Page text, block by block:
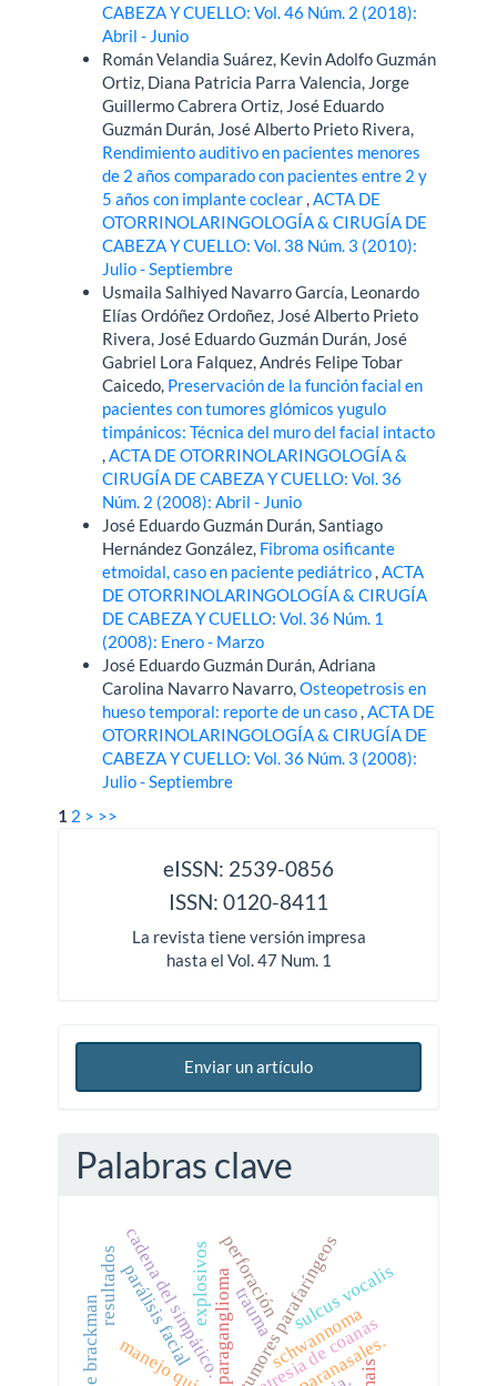
CABEZA Y CUELLO: Vol. 46 Núm. 2 (2018):
Abril - Junio
Román Velandia Suárez, Kevin Adolfo Guzmán
Ortiz, Diana Patricia Parra Valencia, Jorge
Guillermo Cabrera Ortiz, José Eduardo
Guzmán Durán, José Alberto Prieto Rivera,
Rendimiento auditivo en pacientes menores
de 2 años comparado con pacientes entre 2 y
5 años con implante coclear,ACTA DE
OTORRINOLARINGOLOGÍA & CIRUGÍA DE
CABEZA Y CUELLO: Vol. 38 Núm. 3 (2010):
Julio - Septiembre
Usmaila Salhiyed Navarro García, Leonardo
Elías Ordóñez Ordoñez, José Alberto Prieto
Rivera, José Eduardo Guzmán Durán, José
Gabriel Lora Falquez, Andrés Felipe Tobar
Caicedo, Preservación de la función facial en
pacientes con tumores glómicos yugulo
timpánicos: Técnica del muro del facial intacto
,ACTA DE OTORRINOLARINGOLOGÍA &
CIRUGÍA DE CABEZA Y CUELLO: Vol. 36
Núm. 2 (2008): Abril - Junio
José Eduardo Guzmán Durán, Santiago
Hernández González, Fibroma osificante
etmoidal, caso en paciente pediátrico,ACTA
DE OTORRINOLARINGOLOGÍA & CIRUGÍA
DE CABEZA Y CUELLO: Vol. 36 Núm. 1
(2008): Enero - Marzo
José Eduardo Guzmán Durán, Adriana
Carolina Navarro Navarro,Osteopetrosis en
hueso temporal: reporte de un caso,ACTA DE
OTORRINOLARINGOLOGÍA & CIRUGÍA DE
CABEZA Y CUELLO: Vol. 36 Núm. 3 (2008):
Julio - Septiembre
1 2 > >>
eISSN: 2539-0856
ISSN: 0120-8411
La revista tiene versión impresa
hasta el Vol. 47 Num. 1
Enviar un artículo
Palabras clave
schwannoma
paragangliomatumores parafaríngeos
cadena del simpático. atresia de coanas
perforación
trauma
explosivos sulcus vocalis
parálisis facial
house brackman
resultados